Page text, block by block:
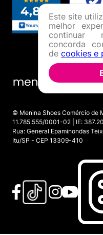
© Menina Shoes Comércio de
11.785.555/0001-02 | IE:
Rua: General Epaminondas
Itu/SP - CEP 13309-410
Este site
melhor
continuar
concorda
de cookies e